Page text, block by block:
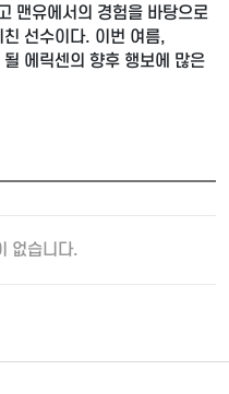
맨유에서의 경험을 바탕으로
선수이다. 이번 여름,
에릭센의 향후 행보에 많은
없습니다.